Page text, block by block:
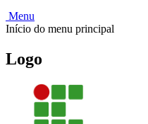
Menu
Início do menu principal
Logo